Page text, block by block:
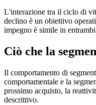
L'interazione tra il ciclo di
declino è un obiettivo
impegno è simile in
Ciò che la
Il comportamento di
comportamentale e la
prossimo acquisto, la
descrittivo.